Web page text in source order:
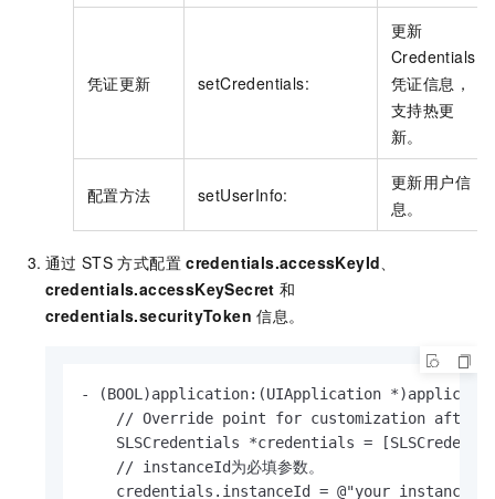
凭证更新 setCredentials:
更新
Credentials
凭证信息，
支持热更
新。
配置方法 setUserInfo:
更新用户信
息。
通过 STS 方式配置 credentials.accessKeyId
credentials.accessKeySecret 和
credentials.securityToken 信息。
- (BOOL)application:(UIApplication
// Override point for customization after
SLSCredentials *credentials =
    // instanceId为必填参数。
credentials.instanceId = @"your instance